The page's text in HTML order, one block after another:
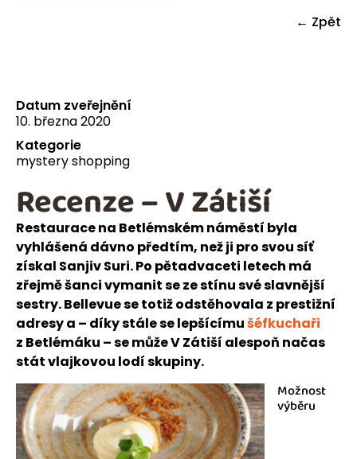
← Zpět
Datum zveřejnění
10. března 2020
Kategorie
mystery shopping
Restaurace na Betlémském náměstí byla
vyhlášená dávno předtím, než ji pro svou síť
získal Sanjiv Suri. Po pětadvaceti letech má
zřejmě šanci vymanit se ze stínu své slavnější
sestry. Bellevue se totiž odstěhovala z prestižní
adresy a – díky stále se lepšícímušéfkuchaři
z Betlémáku – se může V Zátiší alespoň načas
stát vlajkovou lodí skupiny.
Možnost
výběru
Recenze – V Zátiší